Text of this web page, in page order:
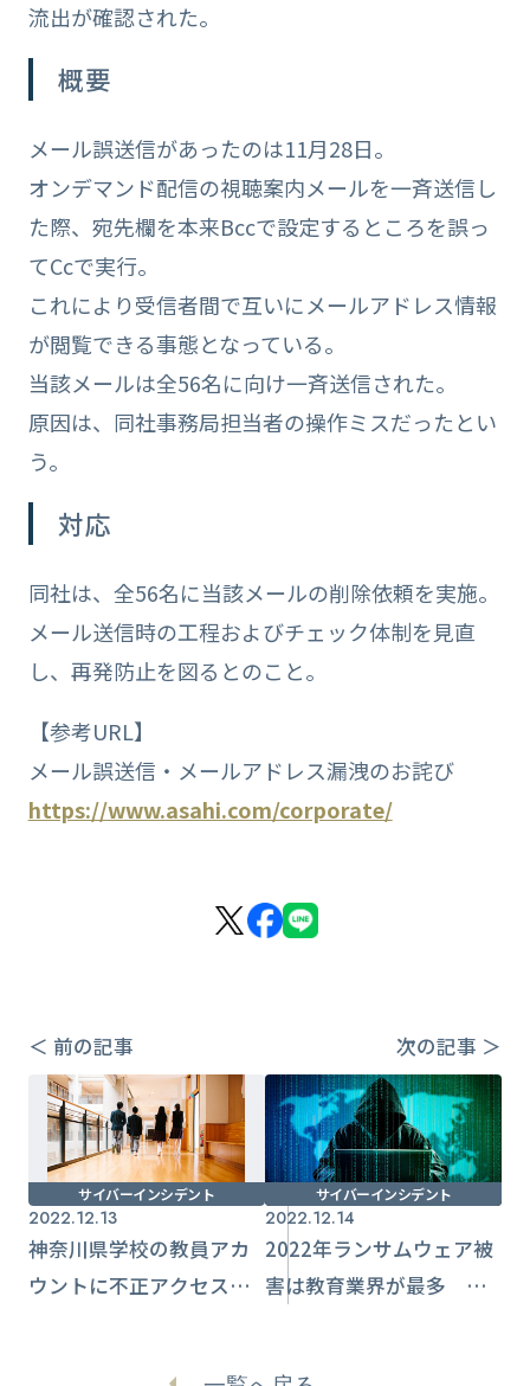
流出が確認された。
概要
メール誤送信があったのは11月28日。
オンデマンド配信の視聴案内メールを一斉送信し
た際、宛先欄を本来Bccで設定するところを誤っ
てCcで実行。
これにより受信者間で互いにメールアドレス情報
が閲覧できる事態となっている。
当該メールは全56名に向け一斉送信された。
原因は、同社事務局担当者の操作ミスだったとい
う。
対応
同社は、全56名に当該メールの削除依頼を実施。
メール送信時の工程およびチェック体制を見直
し、再発防止を図るとのこと。
【参考URL】
メール誤送信・メールアドレス漏洩のお詫び
https://www.asahi.com/corporate/
＜ 前の記事 次の記事 ＞
サイバーインシデント
2022.12.13
神奈川県学校の教員アカ
ウントに不正アクセス被
サイバーインシデント
2022.12.14
2022年ランサムウェア被
害は教育業界が最多 世